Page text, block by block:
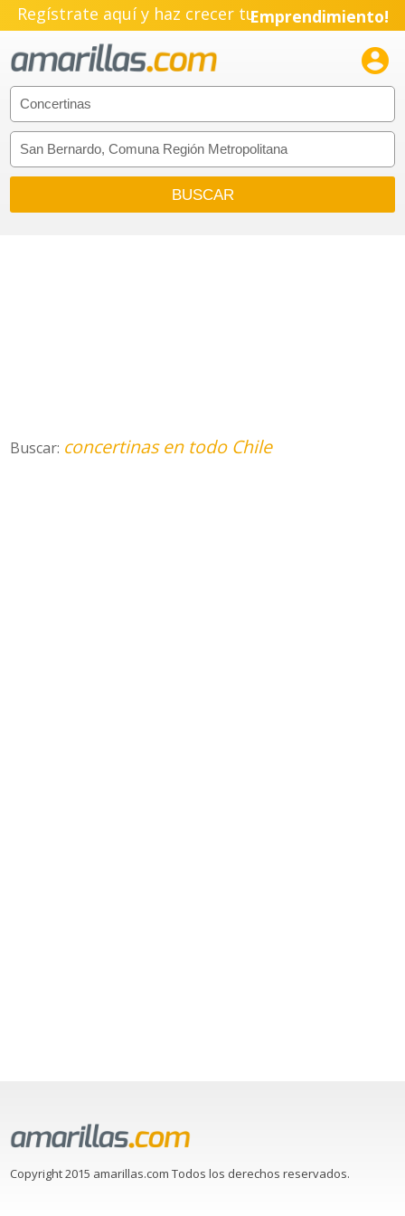
Regístrate aquí y haz crecer tuEmprendimiento!

Buscar: concertinas en todo Chile
Copyright 2015 amarillas.com Todos los derechos reservados.